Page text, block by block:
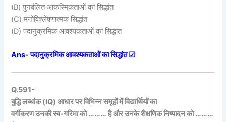
(B) पुनर्बलित आकस्मिकताओं का सिद्धांत
(C) मनोविश्लेषणात्मक सिद्धांत
(D) पदानुक्रमिक आवश्यकताओं का सिद्धांत
Ans- पदानुक्रमिक आवश्यकताओं का सिद्धांत ☑
Q.591-
बुद्धि लब्धांक (IQ) आधार पर विभिन्न समूहों में विद्यार्थियों का
वर्गीकरण उनकी स्व-गरिमा को ……… है और उनके शैक्षणिक निष्पादन को ………